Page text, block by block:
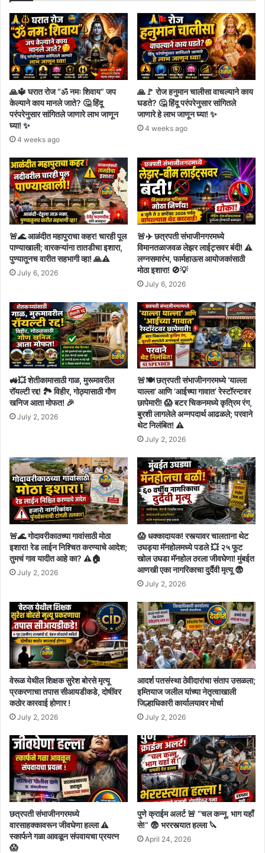
!!
🙏🔱 घरात रोज “ॐ नमः शिवाय” जप
केल्याने काय मानले जाते? 🤔 हिंदू
परंपरेनुसार सांगितले जाणारे लाभ जाणून
घ्या! ✨
4 weeks ago
🙏🚩 रोज हनुमान चालीसा वाचल्याने काय
घडते? 🤔 हिंदू परंपरेनुसार सांगितले
जाणारे हे लाभ जाणून घ्या! ✨
4 weeks ago
🚨🌊 आळंदीत महापुराचा कहर! चारही पूल
पाण्याखाली; वारकऱ्यांना तातडीचा इशारा,
पुण्यातूनच वारीत सहभागी व्हा! 🙏⚠️
July 6, 2026
🚨✈️ छत्रपती संभाजीनगरमध्ये
विमानतळाजवळ लेझर लाईट्सवर बंदी! ⚠️
लग्नसमारंभ, फार्महाऊस आयोजकांसाठी
मोठा इशारा! 🚫💡
July 6, 2026
🚜💥 शेतीकामासाठी गाळ, मुरूमावरील
रॉयल्टी रद्द! 🏞️ विहीर, गोठ्यासाठी गौण
खनिज आता मोफत! 🎉
July 2, 2026
🚨🍽️ छत्रपती संभाजीनगरमध्ये ‘याल्ला
याल्ला’ आणि ‘आईच्या गावात’ रेस्टॉरन्टवर
छापेमारी! 😱 बटर चिकनमध्ये कृत्रिम रंग,
बुरशी लागलेले अन्नपदार्थ आढळले; परवाने
थेट निलंबित! ⚠️
July 2, 2026
🚨🌊 गोदावरीकाठच्या गावांसाठी मोठा
इशारा! रेड लाईन निश्चित करण्याचे आदेश;
तुमचं गाव यादीत आहे का? ⚠️🏠
July 2, 2026
😱 धक्कादायक! रस्त्यावर चालताना थेट
उघड्या मॅनहोलमध्ये पडले 💥 २५ फूट
खोल उघडा मॅनहोल ठरला जीवघेणा! मुंबईत
आणखी एका नागरिकाचा दुर्दैवी मृत्यू 😨
July 2, 2026
वेरूळ येथील शिक्षक सुरेश बोरसे मृत्यू
प्रकरणाचा तपास सीआयडीकडे, दोषींवर
कठोर कारवाई होणार !
July 2, 2026
आदर्श पतसंस्था ठेवीदारांचा संताप उसळला;
इम्तियाज जलील यांच्या नेतृत्वाखाली
जिल्हाधिकारी कार्यालयावर मोर्चा
July 2, 2026
छत्रपती संभाजीनगरमध्ये
वारसाहक्कावरून जीवघेणा हल्ला ⚠️
स्कार्फने गळा आवळून संपवायचा प्रयत्न
😱
पुणे क्राईम अलर्ट 🚨 “चल कन्नू, भाग यहाँ
से!” 😨 भररस्त्यात हल्ला 🔪
April 24, 2026